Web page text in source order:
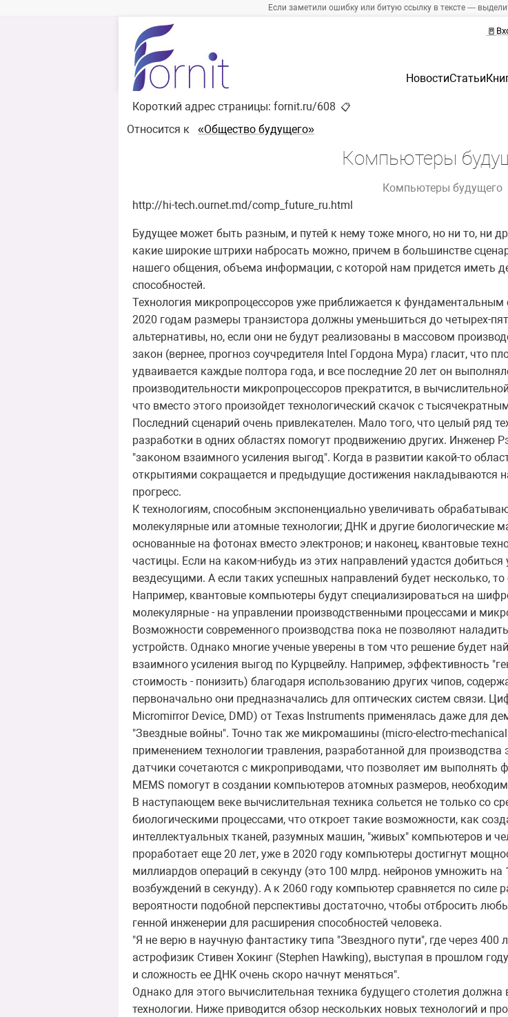
Если заметили ошибку или битую ссылку в тексте —
🚪
НовостиСтатьи
Короткий адрес страницы: fornit.ru/608 📋
Относится к «Общество будущего»
Компьютеры
Компьютеры будущего
http://hi-tech.ournet.md/comp_future_ru.html
Будущее может быть разным, и путей к нему тоже много, но ни то, ни
какие широкие штрихи набросать можно, причем в большинстве
нашего общения, объема информации, с которой нам придется иметь
способностей.
Технология микропроцессоров уже приближается к
2020 годам размеры транзистора должны уменьшиться до четырех-
альтернативы, но, если они не будут реализованы в массовом
закон (вернее, прогноз соучредителя Intel Гордона Мура) гласит, что
удваивается каждые полтора года, и все последние 20 лет он
производительности микропроцессоров прекратится, в
что вместо этого произойдет технологический скачок с
Последний сценарий очень привлекателен. Мало того, что целый ряд
разработки в одних областях помогут продвижению других. Инженер
"законом взаимного усиления выгод". Когда в развитии какой-то
открытиями сокращается и предыдущие достижения накладываются
прогресс.
К технологиям, способным экспоненциально увеличивать
молекулярные или атомные технологии; ДНК и другие биологические
основанные на фотонах вместо электронов; и наконец, квантовые
частицы. Если на каком-нибудь из этих направлений удастся
вездесущими. А если таких успешных направлений будет несколько,
Например, квантовые компьютеры будут специализироваться на
молекулярные - на управлении производственными процессами и
Возможности современного производства пока не позволяют
устройств. Однако многие ученые уверены в том что решение будет
взаимного усиления выгод по Курцвейлу. Например, эффективность
стоимость - понизить) благодаря использованию других чипов,
первоначально они предназначались для оптических систем связи.
Micromirror Device, DMD) от Texas Instruments применялась даже для
"Звездные войны". Точно так же микромашины (micro-electro-
применением технологии травления, разработанной для
датчики сочетаются с микроприводами, что позволяет им выполнять
MEMS помогут в создании компьютеров атомных размеров,
В наступающем веке вычислительная техника сольется не только со
биологическими процессами, что откроет такие возможности, как
интеллектуальных тканей, разумных машин, "живых" компьютеров и
проработает еще 20 лет, уже в 2020 году компьютеры достигнут
миллиардов операций в секунду (это 100 млрд. нейронов умножить на
возбуждений в секунду). А к 2060 году компьютер сравняется по силе
вероятности подобной перспективы достаточно, чтобы отбросить
генной инженерии для расширения способностей человека.
"Я не верю в научную фантастику типа "Звездного пути", где через
астрофизик Стивен Хокинг (Stephen Hawking), выступая в прошлом
и сложность ее ДНК очень скоро начнут меняться".
Однако для этого вычислительная техника будущего столетия
технологии. Ниже приводится обзор нескольких новых технологий и